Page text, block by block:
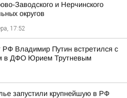
Заводского и Нерчинского
округов
17:52
РФ Владимир Путин встретился с
в ДФО Юрием Трутневым
запустили крупнейшую в РФ